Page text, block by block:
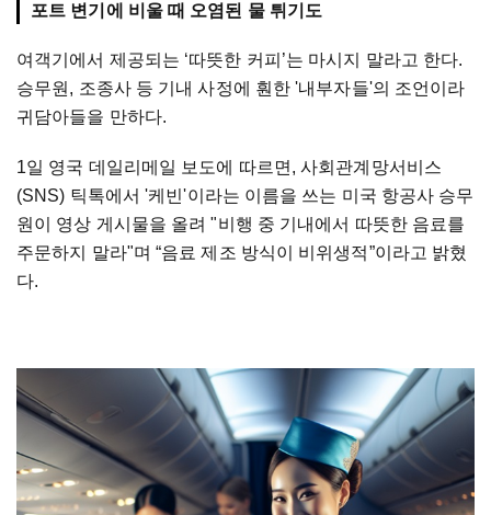
포트 변기에 비울 때 오염된 물 튀기도
여객기에서 제공되는 ‘따뜻한 커피’는 마시지 말라고 한다.
승무원, 조종사 등 기내 사정에 훤한 '내부자들'의 조언이라
귀담아들을 만하다.
1일 영국 데일리메일 보도에 따르면, 사회관계망서비스
(SNS) 틱톡에서 '케빈'이라는 이름을 쓰는 미국 항공사 승무
원이 영상 게시물을 올려 "비행 중 기내에서 따뜻한 음료를
주문하지 말라"며 “음료 제조 방식이 비위생적”이라고 밝혔
다.